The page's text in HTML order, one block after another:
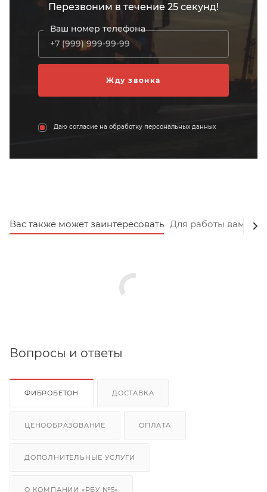
Перезвоним в течение 25 секунд!
Ваш номер телефона
Даю согласие на обработку персональных данных
Вас также может заинтересовать Для работы вам
Вопросы и ответы
ФИБРОБЕТОН ДОСТАВКА
ЦЕНООБРАЗОВАНИЕ ОПЛАТА
ДОПОЛНИТЕЛЬНЫЕ УСЛУГИ
О КОМПАНИИ «РБУ №5»